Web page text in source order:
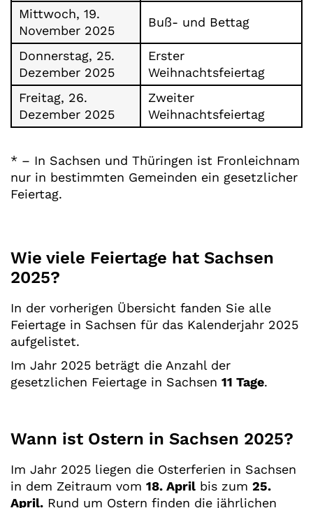
Mittwoch, 19.
November 2025
Buß- und Bettag
Donnerstag, 25.
Dezember 2025
Erster
Weihnachtsfeiertag
Freitag, 26.
Dezember 2025
Zweiter
Weihnachtsfeiertag
* – In Sachsen und Thüringen ist Fronleichnam
nur in bestimmten Gemeinden ein gesetzlicher
Feiertag.
Wie viele Feiertage hat Sachsen
2025?
In der vorherigen Übersicht fanden Sie alle
Feiertage in Sachsen für das Kalenderjahr 2025
aufgelistet.
Im Jahr 2025 beträgt die Anzahl der
gesetzlichen Feiertage in Sachsen 11 Tage.
Wann ist Ostern in Sachsen 2025?
Im Jahr 2025 liegen die Osterferien in Sachsen
in dem Zeitraum vom 18. April bis zum 25.
April. Rund um Ostern finden die jährlichen